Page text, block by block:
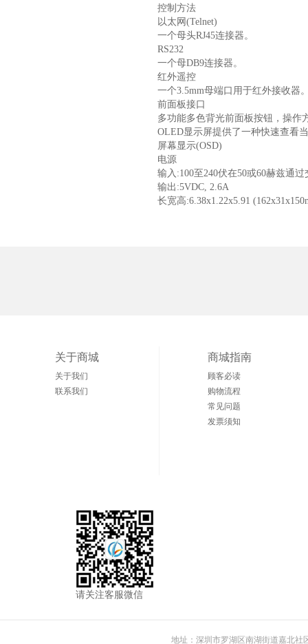
控制方法
以太网(Telnet)
一个母头RJ45连接器。
RS232
一个母DB9连接器。
红外遥控
一个3.5mm母端口用于红外接收器
前面板接口
多功能多色背光前面板按钮，操作
OLED显示屏提供了一种快速查看
屏幕显示(OSD)
电源
输入:100至240伏在50或60赫兹通
输出:5VDC, 2.6A
长宽高:6.38x1.22x5.91
关于商城
关于我们
联系我们
商城指南
顾客必读
购物流程
常见问题
发票须知
请关注客服微信
地址：深圳市罗湖区南湖街道嘉北社